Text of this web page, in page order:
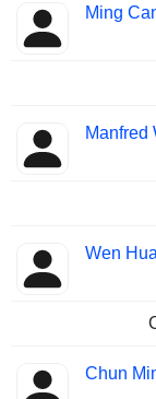
Ming
Manfred
Wen
Chun